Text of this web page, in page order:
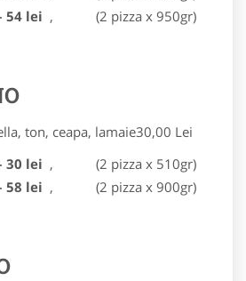
54 lei , (2 pizza x 950gr)
ton, ceapa, lamaie30,00 Lei
30 lei ,
(2 pizza x 510gr)
58 lei , (2 pizza x 900gr)